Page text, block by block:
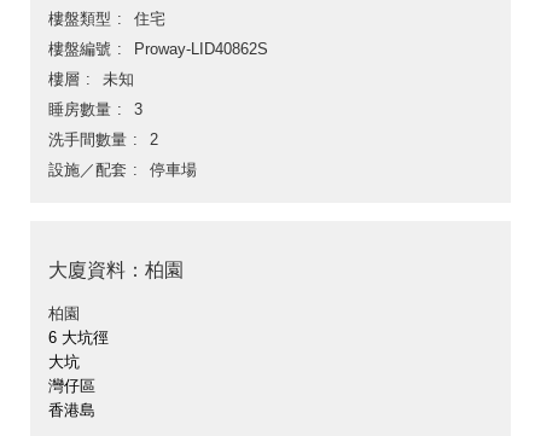
樓盤類型
住宅
樓盤編號
Proway-LID40862S
樓層
未知
睡房數量
3
洗手間數量
2
設施／配套
停車場
大廈資料：柏園
柏園
6 大坑徑
大坑
灣仔區
香港島